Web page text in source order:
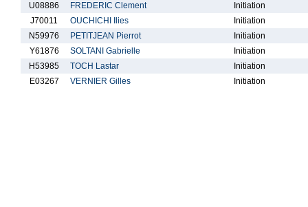
U08886
FREDERIC Clement
Initiation
J70011
OUCHICHI Ilies
Initiation
N59976
PETITJEAN Pierrot
Initiation
Y61876
SOLTANI Gabrielle
Initiation
H53985
TOCH Lastar
Initiation
E03267
VERNIER Gilles Initiation